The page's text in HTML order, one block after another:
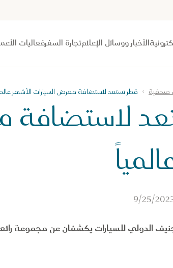
الأخبار ووسائل الإعلامتجارة السفرفعاليات
صحفية قطر تستعد لاستضافة معرض السيارات الأشهر
لاستضافة
9/25/
الدولي للسيارات يكشفان عن مجموعة